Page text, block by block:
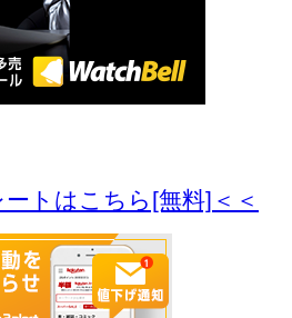
トはこちら[無料]＜＜